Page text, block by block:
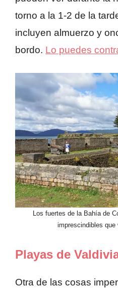
torno a la 1-2 de la
incluyen almuerzo y
bordo. Lo puedes
Los fuertes de la Bahía de
imprescindibles que
Playas de
Otra de las cosas